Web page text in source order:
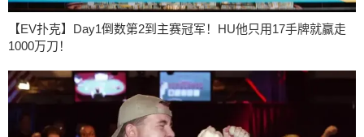
【EV扑克】Day1倒数第2到主赛冠军！HU他只用17手牌就赢走
1000万刀！